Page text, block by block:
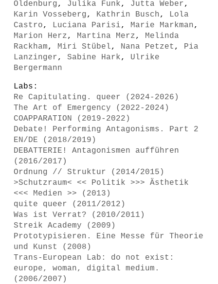
Oldenburg, Julika Funk, Jutta Weber,
Karin Vosseberg, Kathrin Busch, Lola
Castro, Luciana Parisi, Marie Markman,
Marion Herz, Martina Merz, Melinda
Rackham, Miri Stübel, Nana Petzet , Pia
Lanzinger, Sabine Hark, Ulrike
Bergermann
Labs:
Re Capitulating. queer (2024-2026)
The Art of Emergency (2022-2024)
COAPPARATION (2019-2022)
Debate! Performing Antagonisms. Part 2
EN/DE (2018/2019)
DEBATTERIE! Antagonismen aufführen
(2016/2017)
Ordnung // Struktur (2014/2015)
>Schutzraum< << Politik >>> Ästhetik
<<< Medien >> (2013)
quite queer (2011/2012)
Was ist Verrat? (2010/2011)
Streik Academy (2009)
Prototypisieren. Eine Messe für Theorie
und Kunst (2008)
Trans-European Lab: do not exist:
europe, woman, digital medium.
(2006/2007)